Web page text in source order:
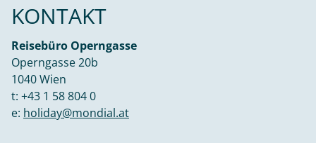
KONTAKT
Reisebüro Operngasse
Operngasse 20b
1040 Wien
t: +43 1 58 804 0
e: holiday@mondial.at